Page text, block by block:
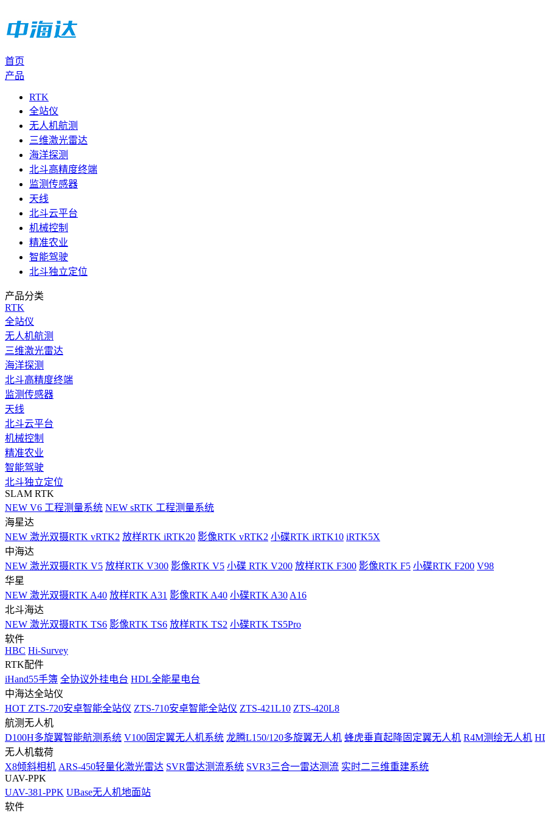
首页
产品
RTK
全站仪
无人机航测
三维激光雷达
海洋探测
北斗高精度终端
监测传感器
天线
北斗云平台
机械控制
精准农业
智能驾驶
北斗独立定位
产品分类
RTK
全站仪
无人机航测
三维激光雷达
海洋探测
北斗高精度终端
监测传感器
天线
北斗云平台
机械控制
精准农业
智能驾驶
北斗独立定位
SLAM RTK
NEW V6 工程测量系统 NEW sRTK 工程测量系统
海星达
NEW 激光双摄RTK vRTK2 放样RTK iRTK20 影像RTK vRTK2 小碟RTK iRTK10 iRTK5X
中海达
NEW 激光双摄RTK V5 放样RTK V300 影像RTK V5 小碟 RTK V200 放样RTK F300 影像RTK F5 小碟RTK F200 V98
华星
NEW 激光双摄RTK A40 放样RTK A31 影像RTK A40 小碟RTK A30 A16
北斗海达
NEW 激光双摄RTK TS6 影像RTK TS6 放样RTK TS2 小碟RTK TS5Pro
软件
HBC Hi-Survey
RTK配件
iHand55手簿 全协议外挂电台 HDL全能星电台
中海达全站仪
HOT ZTS-720安卓智能全站仪 ZTS-710安卓智能全站仪 ZTS-421L10 ZTS-420L8
航测无人机
D100H多旋翼智能航测系统 V100固定翼无人机系统 龙腾L150/120多旋翼无人机 蜂虎垂直起降固定翼无人机 R4M测绘无人机
无人机载荷
X8倾斜相机 ARS-450轻量化激光雷达 SVR雷达测流系统 SVR3三合一雷达测流 实时二三维重建系统
UAV-PPK
UAV-381-PPK UBase无人机地面站
软件